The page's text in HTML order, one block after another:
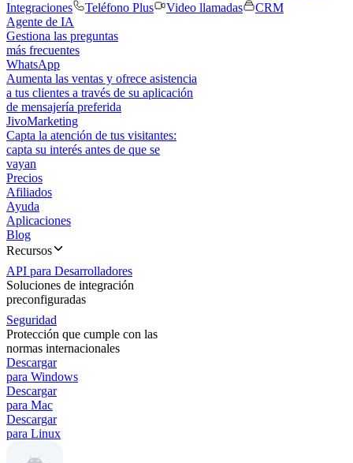
Integraciones
Teléfono Plus Video llamadas
CRM
Agente de IA
Gestiona las preguntas
más frecuentes
WhatsApp
Aumenta las ventas y ofrece asistencia
a tus clientes a través de su aplicación
de mensajería preferida
JivoMarketing
Capta la atención de tus visitantes:
capta su interés antes de que se
vayan
Precios
Afiliados
Ayuda
Aplicaciones
Blog
Recursos
API para Desarrolladores
Soluciones de integración
preconfiguradas
Seguridad
Protección que cumple con las
normas internacionales
Descargar
para Windows
Descargar
para Mac
Descargar
para Linux